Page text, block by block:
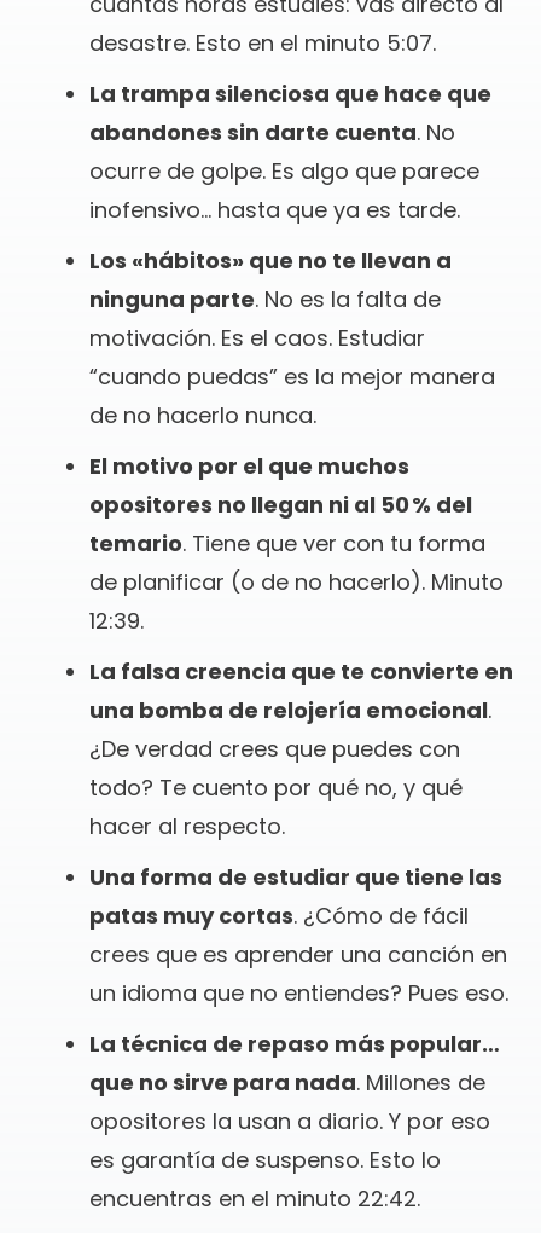
desastre. Esto en el minuto 5:07.
La trampa silenciosa que hace que
abandones sin darte cuenta. No
ocurre de golpe. Es algo que parece
inofensivo… hasta que ya es tarde.
Los «hábitos» que no te llevan a
ninguna parte. No es la falta de
motivación. Es el caos. Estudiar
“cuando puedas” es la mejor manera
de no hacerlo nunca.
El motivo por el que muchos
opositores no llegan ni al 50 % del
temario. Tiene que ver con tu forma
de planificar (o de no hacerlo). Minuto
12:39.
La falsa creencia que te convierte en
una bomba de relojería emocional.
¿De verdad crees que puedes con
todo? Te cuento por qué no, y qué
hacer al respecto.
Una forma de estudiar que tiene las
patas muy cortas. ¿Cómo de fácil
crees que es aprender una canción en
un idioma que no entiendes? Pues eso.
La técnica de repaso más popular…
que no sirve para nada. Millones de
opositores la usan a diario. Y por eso
es garantía de suspenso. Esto lo
encuentras en el minuto 22:42.